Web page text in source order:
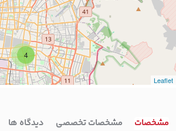
4
Leaflet
مشخصات مشخصات تخصصی دیدگاه ها